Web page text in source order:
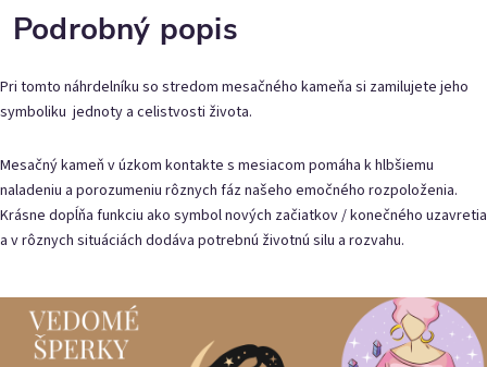
Podrobný popis
Pri tomto náhrdelníku so stredom mesačného kameňa si zamilujete jeho
symboliku jednoty a celistvosti života.
Mesačný kameň v úzkom kontakte s mesiacom pomáha k hlbšiemu
naladeniu a porozumeniu rôznych fáz našeho emočného rozpoloženia.
Krásne dopĺňa funkciu ako symbol nových začiatkov / konečného uzavretia
a v rôznych situáciách dodáva potrebnú životnú silu a rozvahu.